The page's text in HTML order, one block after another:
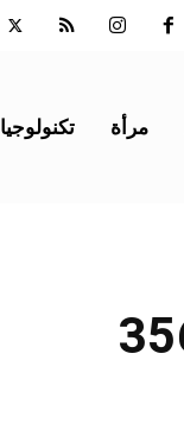
مرأة تكنولوجيا